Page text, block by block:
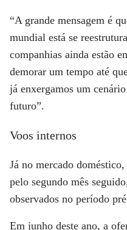
“A grande mensagem é
mundial está se
companhias ainda estão
demorar um tempo até
já enxergamos um
futuro”.
Voos internos
Já no mercado
pelo segundo mês
observados no período
Em junho deste ano, a